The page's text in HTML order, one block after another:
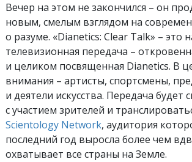
Вечер на этом не закончился – он
новым, смелым взглядом на
о разуме. «Dianetics: Clear Talk» – это
телевизионная передача –
и целиком посвященная Dianetics. В
внимания – артисты, спортсмены,
и деятели искусства. Передача будет
с участием зрителей и
Scientology Network, аудитория
последний год выросла более чем
охватывает все страны на Земле.